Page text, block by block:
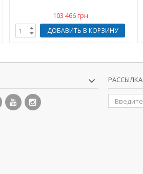
103 466 грн
ДОБАВИТЬ В КОРЗИНУ
РАССЫЛКА